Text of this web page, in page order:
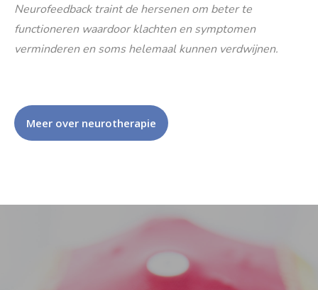
Neurofeedback traint de hersenen om beter te
functioneren waardoor klachten en symptomen
verminderen en soms helemaal kunnen verdwijnen.
Meer over neurotherapie